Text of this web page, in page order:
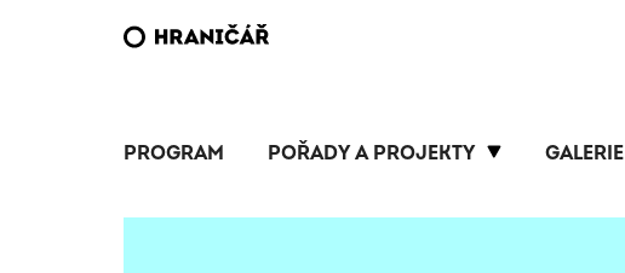
PROGRAM POŘADY A PROJEKTY GALERIE